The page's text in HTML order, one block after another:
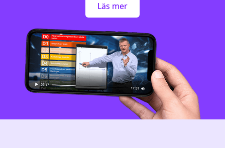
Läs mer